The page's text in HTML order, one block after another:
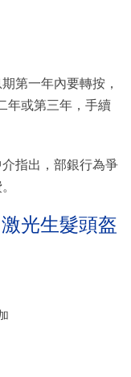
第一年內要轉按，
年或第三年，手續
指出，部銀行為爭
光生髮頭盔